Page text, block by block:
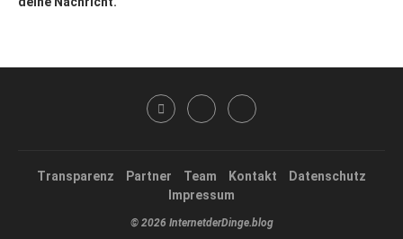
Transparenz Partner Team Kontakt
Datenschutz
Impressum
© 2026 InternetderDinge.blog